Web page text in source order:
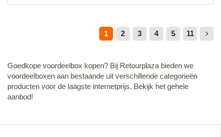
1 2 3 4 5 11
Goedkope voordeelbox kopen? Bij Retourplaza bieden we
voordeelboxen aan bestaande uit verschillende categorieën
producten voor de laagste internetprijs. Bekijk het gehele
aanbod!